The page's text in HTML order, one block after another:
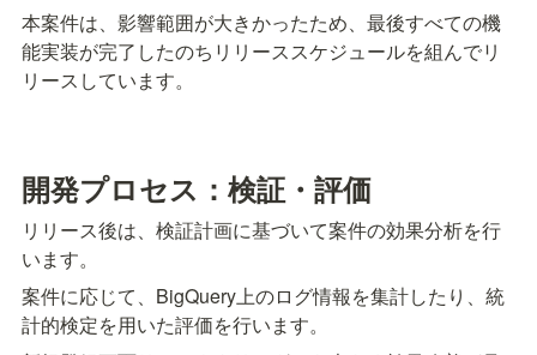
本案件は、影響範囲が大きかったため、最後すべての機
能実装が完了したのちリリーススケジュールを組んでリ
リースしています。
開発プロセス：検証・評価
リリース後は、検証計画に基づいて案件の効果分析を行
います。
案件に応じて、BigQuery上のログ情報を集計したり、統
計的検定を用いた評価を行います。